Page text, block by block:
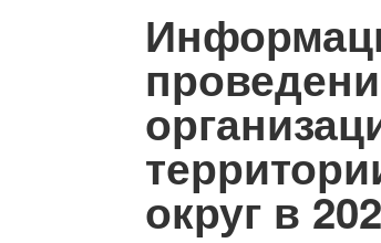
округ в